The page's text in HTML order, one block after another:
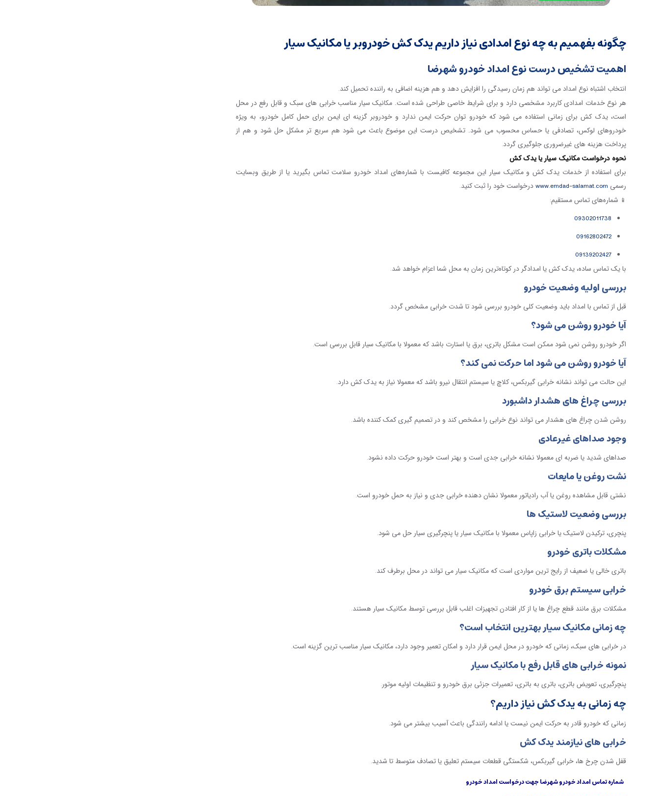
چگونه بفهمیم به چه نوع امدادی نیاز داریم یدک کش خودروبر یا مکانیک سیار
اهمیت تشخیص درست نوع امداد خودرو شهرضا
انتخاب اشتباه نوع امداد می تواند هم زمان رسیدگی را افزایش دهد و هم هزینه اضافی به راننده تحمیل کند.
هر نوع خدمات امدادی کاربرد مشخصی دارد و برای شرایط خاصی طراحی شده است. مکانیک سیار مناسب خرابی های سبک و قابل رفع در محل
است، یدک کش برای زمانی استفاده می شود که خودرو توان حرکت ایمن ندارد و خودروبر گزینه ای ایمن برای حمل کامل خودرو، به ویژه
خودروهای لوکس، تصادفی یا حساس محسوب می شود. تشخیص درست این موضوع باعث می شود هم سریع تر مشکل حل شود و هم از
پرداخت هزینه های غیرضروری جلوگیری گردد.
نحوه درخواست مکانیک سیار یا یدک کش
برای استفاده از خدمات یدک کش و مکانیک سیار این مجموعه کافیست با شماره‌های امداد خودرو سلامت تماس بگیرید یا از طریق وبسایت
رسمی www.emdad-salamat.comدرخواست خود را ثبت کنید.
📱 شماره‌های تماس مستقیم:
09302011738
09162802472
09139202427
با یک تماس ساده، یدک کش یا امدادگر در کوتاه‌ترین زمان به محل شما اعزام خواهد شد.
بررسی اولیه وضعیت خودرو
قبل از تماس با امداد باید وضعیت کلی خودرو بررسی شود تا شدت خرابی مشخص گردد.
آیا خودرو روشن می شود؟
اگر خودرو روشن نمی شود ممکن است مشکل باتری، برق یا استارت باشد که معمولا با مکانیک سیار قابل بررسی است.
آیا خودرو روشن می شود اما حرکت نمی کند؟
این حالت می تواند نشانه خرابی گیربکس، کلاچ یا سیستم انتقال نیرو باشد که معمولا نیاز به یدک کش دارد.
بررسی چراغ های هشدار داشبورد
روشن شدن چراغ های هشدار می تواند نوع خرابی را مشخص کند و در تصمیم گیری کمک کننده باشد.
وجود صداهای غیرعادی
صداهای شدید یا ضربه ای معمولا نشانه خرابی جدی است و بهتر است خودرو حرکت داده نشود.
نشت روغن یا مایعات
نشتی قابل مشاهده روغن یا آب رادیاتور معمولا نشان دهنده خرابی جدی و نیاز به حمل خودرو است.
بررسی وضعیت لاستیک ها
پنچری، ترکیدن لاستیک یا خرابی زاپاس معمولا با مکانیک سیار یا پنچرگیری سیار حل می شود.
مشکلات باتری خودرو
باتری خالی یا ضعیف از رایج ترین مواردی است که مکانیک سیار می تواند در محل برطرف کند.
خرابی سیستم برق خودرو
مشکلات برق مانند قطع چراغ ها یا از کار افتادن تجهیزات اغلب قابل بررسی توسط مکانیک سیار هستند.
چه زمانی مکانیک سیار بهترین انتخاب است؟
در خرابی های سبک، زمانی که خودرو در محل ایمن قرار دارد و امکان تعمیر وجود دارد، مکانیک سیار مناسب ترین گزینه است.
نمونه خرابی های قابل رفع با مکانیک سیار
پنچرگیری، تعویض باتری، باتری به باتری، تعمیرات جزئی برق خودرو و تنظیمات اولیه موتور.
چه زمانی به یدک کش نیاز داریم؟
زمانی که خودرو قادر به حرکت ایمن نیست یا ادامه رانندگی باعث آسیب بیشتر می شود.
خرابی های نیازمند یدک کش
قفل شدن چرخ ها، خرابی گیربکس، شکستگی قطعات سیستم تعلیق یا تصادف متوسط تا شدید.
شماره تماس امداد خودرو شهرضا جهت درخواست امداد خودرو